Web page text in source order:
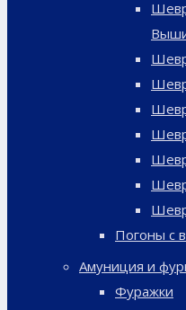
Погоны с
Амуниция и
Фуражки